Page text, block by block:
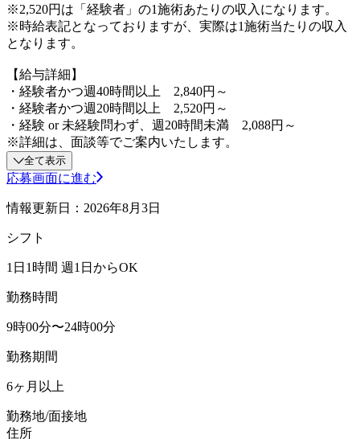
※2,520円は「経験者」の1施術あたりの収入になります。
※時給表記となっておりますが、実際は1施術当たりの収入
となります。
【給与詳細】
・経験者かつ週40時間以上 2,840円～
・経験者かつ週20時間以上 2,520円～
・経験 or 未経験問わず、週20時間未満 2,088円～
※詳細は、面談等でご案内いたします。
全て表示
応募画面に進む
情報更新日：2026年8月3日
シフト
1日1時間 週1日からOK
勤務時間
9時00分〜24時00分
勤務期間
6ヶ月以上
勤務地/面接地
住所